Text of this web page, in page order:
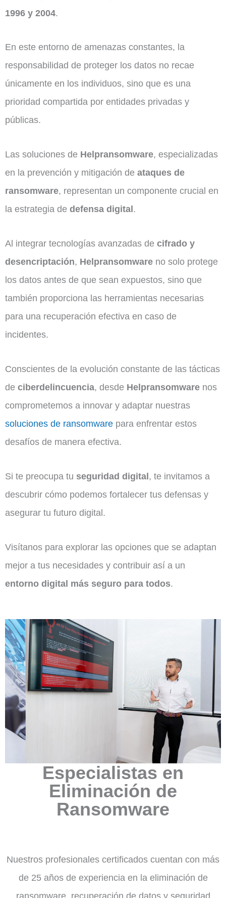
1996 y 2004.
En este entorno de amenazas constantes, la
responsabilidad de proteger los datos no recae
únicamente en los individuos, sino que es una
prioridad compartida por entidades privadas y
públicas.
Las soluciones de Helpransomware, especializadas
en la prevención y mitigación de ataques de
ransomware, representan un componente crucial en
la estrategia de defensa digital.
Al integrar tecnologías avanzadas de cifrado y
desencriptación, Helpransomware no solo protege
los datos antes de que sean expuestos, sino que
también proporciona las herramientas necesarias
para una recuperación efectiva en caso de
incidentes.
Conscientes de la evolución constante de las tácticas
de ciberdelincuencia, desde Helpransomware nos
comprometemos a innovar y adaptar nuestras
soluciones de ransomware para enfrentar estos
desafíos de manera efectiva.
Si te preocupa tu seguridad digital, te invitamos a
descubrir cómo podemos fortalecer tus defensas y
asegurar tu futuro digital.
Visítanos para explorar las opciones que se adaptan
mejor a tus necesidades y contribuir así a un
entorno digital más seguro para todos.
Especialistas en
Eliminación de
Ransomware
Nuestros profesionales certificados cuentan con más
de 25 años de experiencia en la eliminación de
ransomware, recuperación de datos y seguridad